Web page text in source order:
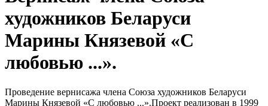
художников Беларуси
Марины Князевой «С
любовью ...».
Проведение вернисажа члена Союза художников Беларуси
Марины Князевой «С любовью ...».Проект реализован в 1999